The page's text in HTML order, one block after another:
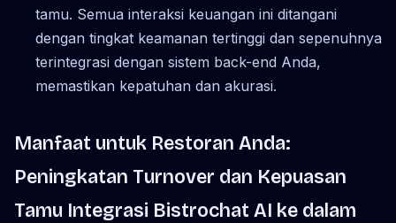
tamu. Semua interaksi keuangan ini ditangani
dengan tingkat keamanan tertinggi dan sepenuhnya
terintegrasi dengan sistem back-end Anda,
memastikan kepatuhan dan akurasi.
Manfaat untuk Restoran Anda:
Peningkatan Turnover dan Kepuasan
Tamu Integrasi Bistrochat AI ke dalam